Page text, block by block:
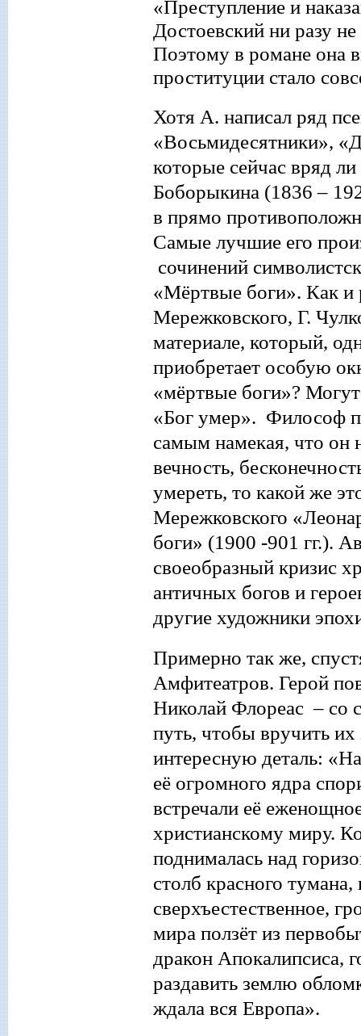
«Преступление и
Достоевский ни разу
Поэтому в романе она
проституции стало
Хотя А. написал ряд
«Восьмидесятники»,
которые сейчас вряд
Боборыкина (1836 –
в прямо
Самые лучшие его
сочинений
«Мёртвые боги». Как и
Мережковского, Г.
материале, который,
приобретает особую
«мёртвые боги»?
«Бог умер». Философ
самым намекая, что он
вечность,
умереть, то какой же
Мережковского
боги» (1900 -901 гг.).
своеобразный кризис
античных богов и
другие художники
Примерно так же,
Амфитеатров. Герой
Николай Флореас – со
путь, чтобы вручить
интересную деталь:
её огромного ядра
встречали её
христианскому миру.
поднималась над
столб красного
сверхъестественное,
мира ползёт из
дракон Апокалипсиса,
раздавить землю
ждала вся Европа».